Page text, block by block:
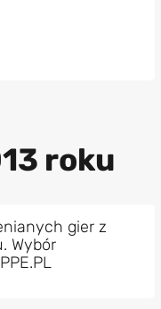
roku
gier z
Wybór